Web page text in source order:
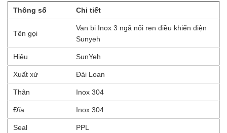
Thông số Chi tiết
Tên gọi
Van bi Inox 3 ngã nối ren điều khiển điện
Sunyeh
Hiệu SunYeh
Xuất xứ Đài Loan
Thân Inox 304
Đĩa Inox 304
Seal PPL